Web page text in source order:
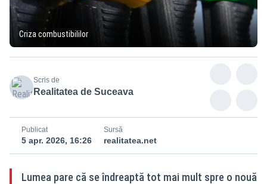
Criza combustibililor
Scris de
Realitatea de Suceava
Publicat
5 apr. 2026, 16:26
Sursă
realitatea.net
Lumea pare că se îndreaptă tot mai mult spre o nouă